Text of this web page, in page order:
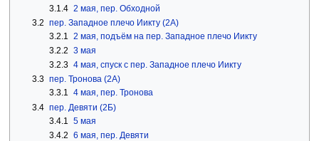
3.1.4 2 мая, пер. Обходной
3.2 пер. Западное плечо Иикту (2А)
3.2.1 2 мая, подъём на пер. Западное плечо Иикту
3.2.2 3 мая
3.2.3 4 мая, спуск с пер. Западное плечо Иикту
3.3 пер. Тронова (2А)
3.3.1 4 мая, пер. Тронова
3.4 пер. Девяти (2Б)
3.4.1
5 мая
3.4.2 6 мая, пер. Девяти